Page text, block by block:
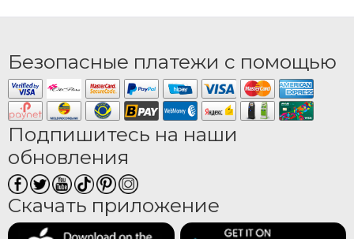
Безопасные платежи с помощью
Подпишитесь на наши
обновления
Скачать приложение